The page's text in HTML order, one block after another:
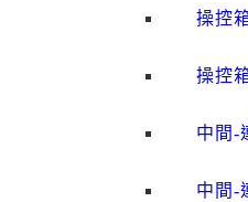
操控
操控
中間-
中間-